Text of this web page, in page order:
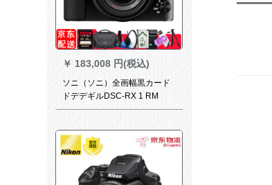
￥ 183,008 円(税込)
ソニ（ソニ）全画幅黒カード
ドデデギルDSC-RX 1 RM
2+32 Gカード+U 21包+BX 1